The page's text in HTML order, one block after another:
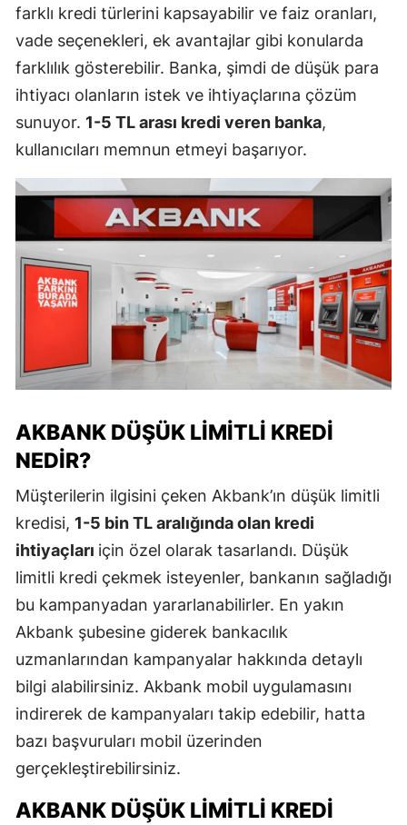
farklı kredi türlerini kapsayabilir ve faiz oranları,
vade seçenekleri, ek avantajlar gibi konularda
farklılık gösterebilir. Banka, şimdi de düşük para
ihtiyacı olanların istek ve ihtiyaçlarına çözüm
sunuyor. 1-5 TL arası kredi veren banka,
kullanıcıları memnun etmeyi başarıyor.
AKBANK DÜŞÜK LIMITLI KREDI
NEDIR?
Müşterilerin ilgisini çeken Akbank’ın düşük limitli
kredisi, 1-5 bin TL aralığında olan kredi
ihtiyaçları için özel olarak tasarlandı. Düşük
limitli kredi çekmek isteyenler, bankanın sağladığı
bu kampanyadan yararlanabilirler. En yakın
Akbank şubesine giderek bankacılık
uzmanlarından kampanyalar hakkında detaylı
bilgi alabilirsiniz. Akbank mobil uygulamasını
indirerek de kampanyaları takip edebilir, hatta
bazı başvuruları mobil üzerinden
gerçekleştirebilirsiniz.
AKBANK DÜŞÜK LIMITLI KREDI